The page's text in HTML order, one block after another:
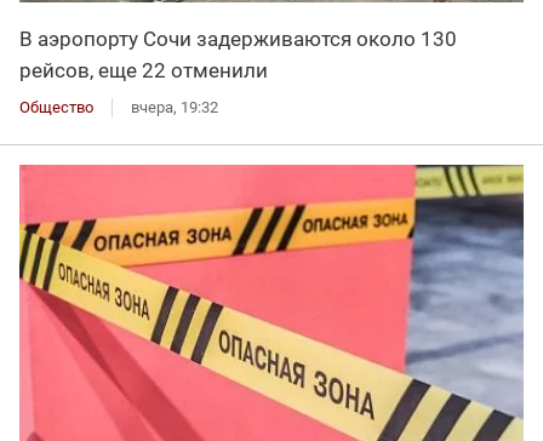
В аэропорту Сочи задерживаются около 130
рейсов, еще 22 отменили
Общество вчера, 19:32